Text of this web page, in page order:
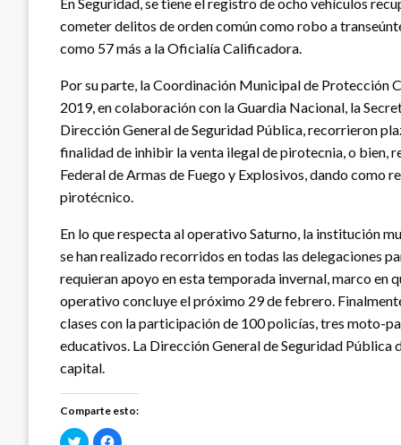
En Seguridad, se tiene el registro de ocho vehículos
cometer delitos de orden común como robo a
como 57 más a la Oficialía Calificadora.
Por su parte, la Coordinación Municipal de Protección
2019, en colaboración con la Guardia Nacional, la
Dirección General de Seguridad Pública, recorrieron
finalidad de inhibir la venta ilegal de pirotecnia, o bien,
Federal de Armas de Fuego y Explosivos, dando
pirotécnico.
En lo que respecta al operativo Saturno, la institución
se han realizado recorridos en todas las delegaciones
requieran apoyo en esta temporada invernal, marco en
operativo concluye el próximo 29 de febrero.
clases con la participación de 100 policías, tres moto-
educativos. La Dirección General de Seguridad Pública
capital.
Comparte esto:
Haz Haz